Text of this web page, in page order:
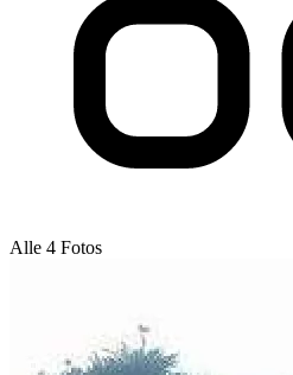
Alle 4 Fotos